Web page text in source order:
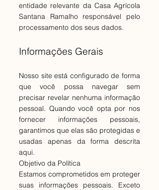
entidade relevante da Casa Agrícola
Santana Ramalho responsável pelo
processamento dos seus dados.
Informações Gerais
Nosso site está configurado de forma
que você possa navegar sem
precisar revelar nenhuma informação
pessoal. Quando você opta por nos
fornecer informações pessoais,
garantimos que elas são protegidas e
usadas apenas da forma descrita
aqui.
Objetivo da Política
Estamos comprometidos em proteger
suas informações pessoais. Exceto